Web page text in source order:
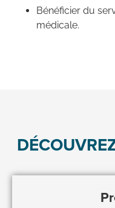
Bénéficier du
médicale.